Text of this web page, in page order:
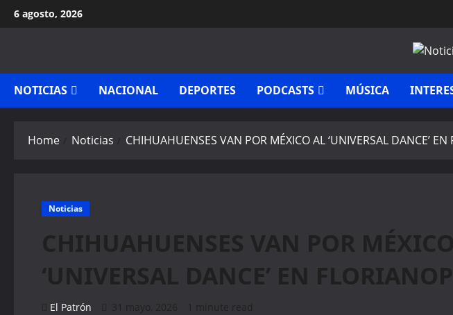
Skip
to
6 agosto, 2026
NOTICIAS NACIONAL DEPORTES PODCASTS MÚSICA
Home Noticias CHIHUAHUENSES VAN POR MÉXICO AL ‘UNIVERSAL DANCE’ EN
Noticias
CHIHUAHUENSES VAN POR
‘UNIVERSAL DANCE’ EN
El Patrón 31 mayo, 2026 1 minute read